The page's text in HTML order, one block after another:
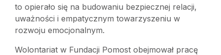
to opierało się na budowaniu bezpiecznej relacji,
uważności i empatycznym towarzyszeniu w
rozwoju emocjonalnym.
Wolontariat w Fundacji Pomost obejmował pracę